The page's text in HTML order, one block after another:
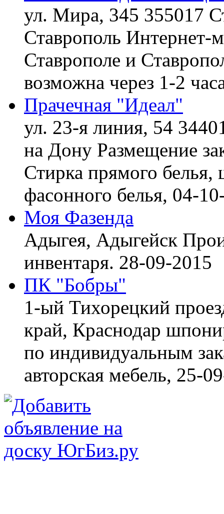
ул. Мира, 345 355017
Ставрополь Интернет-
Ставрополе и
возможна через 1-2
Прачечная "Идеал"
ул. 23-я линия, 54
на Дону Размещение
Стирка прямого
фасонного белья, 04-
Моя Фазенда
Адыгея, Адыгейск
инвентаря. 28-09-2015
ПК "Бобры"
1-ый Тихорецкий
край, Краснодар
по индивидуальным
авторская мебель, 25-